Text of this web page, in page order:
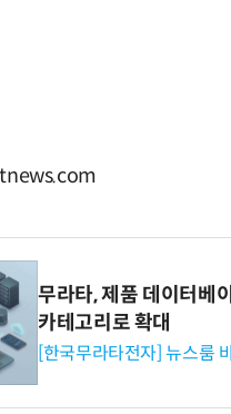
무라타, 제품 데이터베
카테고리로 확대
[한국무라타전자] 뉴스룸